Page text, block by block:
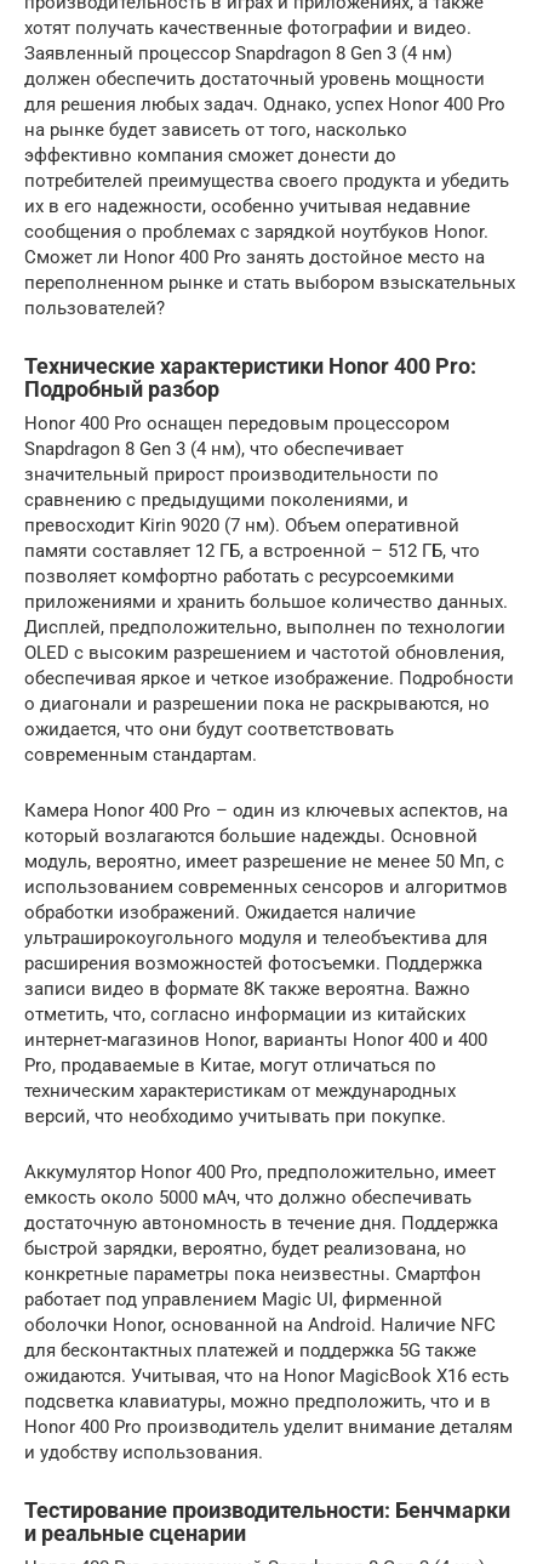
хотят получать качественные фотографии и видео.
Заявленный процессор Snapdragon 8 Gen 3 (4 нм)
должен обеспечить достаточный уровень мощности
для решения любых задач. Однако, успех Honor 400 Pro
на рынке будет зависеть от того, насколько
эффективно компания сможет донести до
потребителей преимущества своего продукта и убедить
их в его надежности, особенно учитывая недавние
сообщения о проблемах с зарядкой ноутбуков Honor.
Сможет ли Honor 400 Pro занять достойное место на
переполненном рынке и стать выбором взыскательных
пользователей?
Технические характеристики Honor 400 Pro:
Подробный разбор
Honor 400 Pro оснащен передовым процессором
Snapdragon 8 Gen 3 (4 нм), что обеспечивает
значительный прирост производительности по
сравнению с предыдущими поколениями, и
превосходит Kirin 9020 (7 нм). Объем оперативной
памяти составляет 12 ГБ, а встроенной – 512 ГБ, что
позволяет комфортно работать с ресурсоемкими
приложениями и хранить большое количество данных.
Дисплей, предположительно, выполнен по технологии
OLED с высоким разрешением и частотой обновления,
обеспечивая яркое и четкое изображение. Подробности
о диагонали и разрешении пока не раскрываются, но
ожидается, что они будут соответствовать
современным стандартам.
Камера Honor 400 Pro – один из ключевых аспектов, на
который возлагаются большие надежды. Основной
модуль, вероятно, имеет разрешение не менее 50 Мп, с
использованием современных сенсоров и алгоритмов
обработки изображений. Ожидается наличие
ультраширокоугольного модуля и телеобъектива для
расширения возможностей фотосъемки. Поддержка
записи видео в формате 8K также вероятна. Важно
отметить, что, согласно информации из китайских
интернет-магазинов Honor, варианты Honor 400 и 400
Pro, продаваемые в Китае, могут отличаться по
техническим характеристикам от международных
версий, что необходимо учитывать при покупке.
Аккумулятор Honor 400 Pro, предположительно, имеет
емкость около 5000 мАч, что должно обеспечивать
достаточную автономность в течение дня. Поддержка
быстрой зарядки, вероятно, будет реализована, но
конкретные параметры пока неизвестны. Смартфон
работает под управлением Magic UI, фирменной
оболочки Honor, основанной на Android. Наличие NFC
для бесконтактных платежей и поддержка 5G также
ожидаются. Учитывая, что на Honor MagicBook X16 есть
подсветка клавиатуры, можно предположить, что и в
Honor 400 Pro производитель уделит внимание деталям
и удобству использования.
Тестирование производительности: Бенчмарки
и реальные сценарии